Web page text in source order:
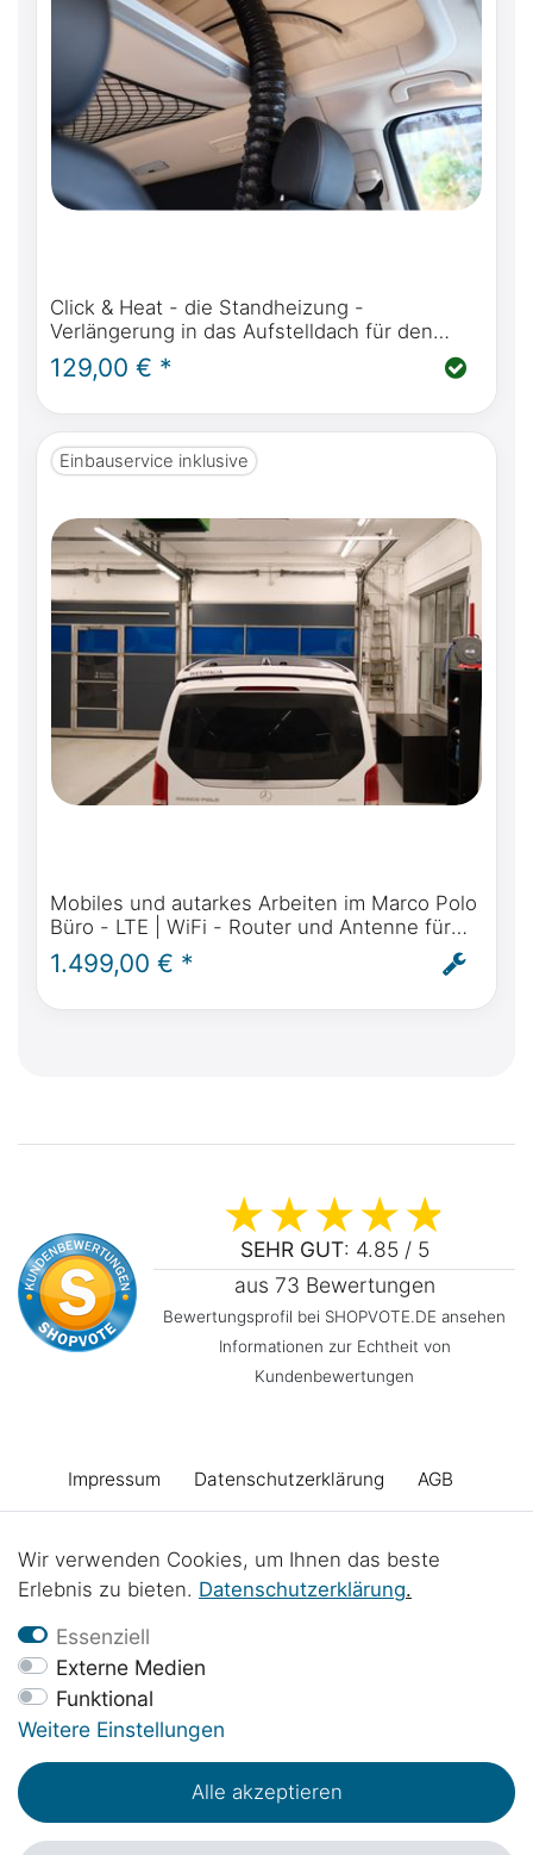
Click & Heat - die Standheizung -
Verlängerung in das Aufstelldach für den
Mercedes-Benz Marco Polo, Horizon, Activity
(W447) oder Viano MP W639
129,00 € *
Einbauservice inklusive
Mobiles und autarkes Arbeiten im Marco Polo
Büro - LTE | WiFi - Router und Antenne für
Mercedes-Benz Marco Polo, Activity, Horizon
- inkl. Einbau
1.499,00 € *
SEHR GUT: 4.85 / 5
aus 73 Bewertungen
Bewertungsprofil bei SHOPVOTE.DE ansehen
Informationen zur Echtheit von
Kundenbewertungen
Impressum Daten­schutz­erklärung AGB
Barrierefreiheitserklärung Widerrufs­recht
Vertrag widerrufen
*Preisangaben inkl. 19% MwSt. in EUR zzgl.Versandkosten.
Wir verwenden Cookies, um Ihnen das beste
Erlebnis zu bieten. Daten­schutz­erklärung.
Essenziell
Externe Medien
Funktional
Weitere Einstellungen
Alle akzeptieren